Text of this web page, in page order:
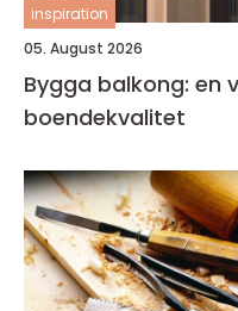
inspiration
05. August 2026
Bygga balkong: en
boendekvalitet